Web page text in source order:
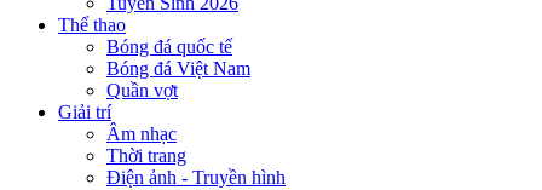
Thể thao
Bóng đá quốc tế
Bóng đá Việt Nam
Quần vợt
Giải trí
Âm nhạc
Thời trang
Điện ảnh - Truyền hình